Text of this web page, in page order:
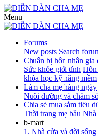
Menu
Forums
New posts Search
Chuẩn bị hôn nhân gia
Sức khỏe giới tính Hôn
khóa học kỹ năng mềm
Làm cha mẹ hàng ngày
Nuôi dưỡng và chăm
Chia sẻ mua sắm tiêu
Thời trang mẹ bầu Nhà
b-mart
1. Nhà cửa và đời sống